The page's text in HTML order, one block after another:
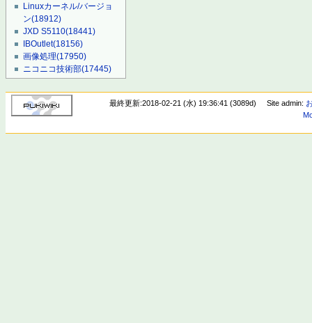
Linuxカーネル/バージョ
ン(18912)
JXD S5110(18441)
IBOutlet(18156)
画像処理(17950)
ニコニコ技術部(17445)
最終更新:2018-02-21 (水) 19:36:41 (3089d) Site admin: